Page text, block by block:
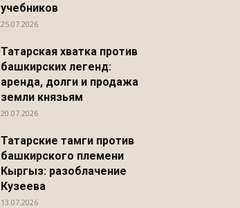
учебников
25.07.2026
Татарская хватка против
башкирских легенд:
аренда, долги и продажа
земли князьям
20.07.2026
Татарские тамги против
башкирского племени
Кыргыз: разоблачение
Кузеева
13.07.2026